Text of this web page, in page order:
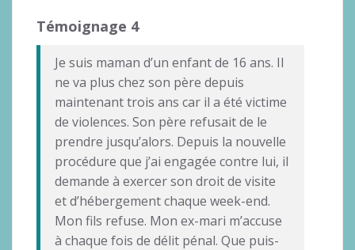
Témoignage 4
Je suis maman d’un enfant de 16 ans. Il
ne va plus chez son père depuis
maintenant trois ans car il a été victime
de violences. Son père refusait de le
prendre jusqu’alors. Depuis la nouvelle
procédure que j’ai engagée contre lui, il
demande à exercer son droit de visite
et d’hébergement chaque week-end.
Mon fils refuse. Mon ex-mari m’accuse
à chaque fois de délit pénal. Que puis-